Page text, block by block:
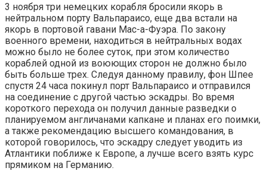
3 ноября три немецких корабля бросили якорь в
нейтральном порту Вальпараисо, еще два встали на
якорь в портовой гавани Мас-а-Фуэра. По закону
военного времени, находиться в нейтральных водах
можно было не более суток, при этом количество
кораблей одной из воюющих сторон не должно было
быть больше трех. Следуя данному правилу, фон Шпее
спустя 24 часа покинул порт Вальпараисо и отправился
на соединение с другой частью эскадры. Во время
короткого перехода он получил данные разведки о
планируемом англичанами капкане и планах его поимки,
а также рекомендацию высшего командования, в
которой говорилось, что эскадру следует уводить из
Атлантики поближе к Европе, а лучше всего взять курс
прямиком на Германию.